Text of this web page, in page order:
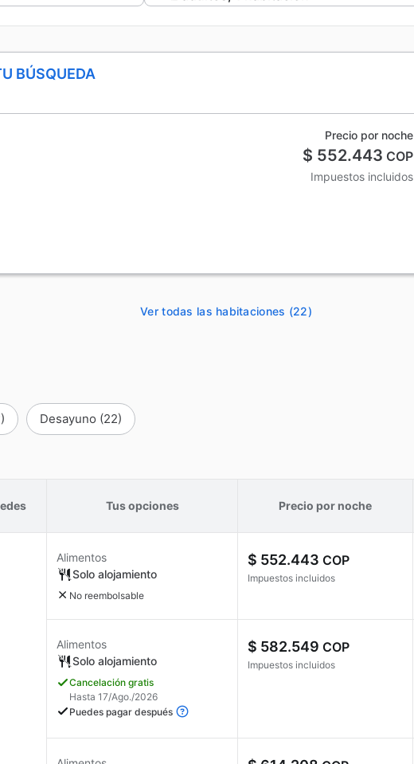
BÚSQUEDA
Precio por noche
$ 552.443 COP
Impuestos incluidos
Ver todas las habitaciones (22)
Desayuno (22)
Tus opciones Precio por noche
Alimentos
Solo alojamiento
No reembolsable
$ 552.443 COP
Impuestos incluidos
Alimentos
Solo alojamiento
Cancelación gratis
Hasta 17/Ago./2026
Puedes pagar después
$ 582.549 COP
Impuestos incluidos